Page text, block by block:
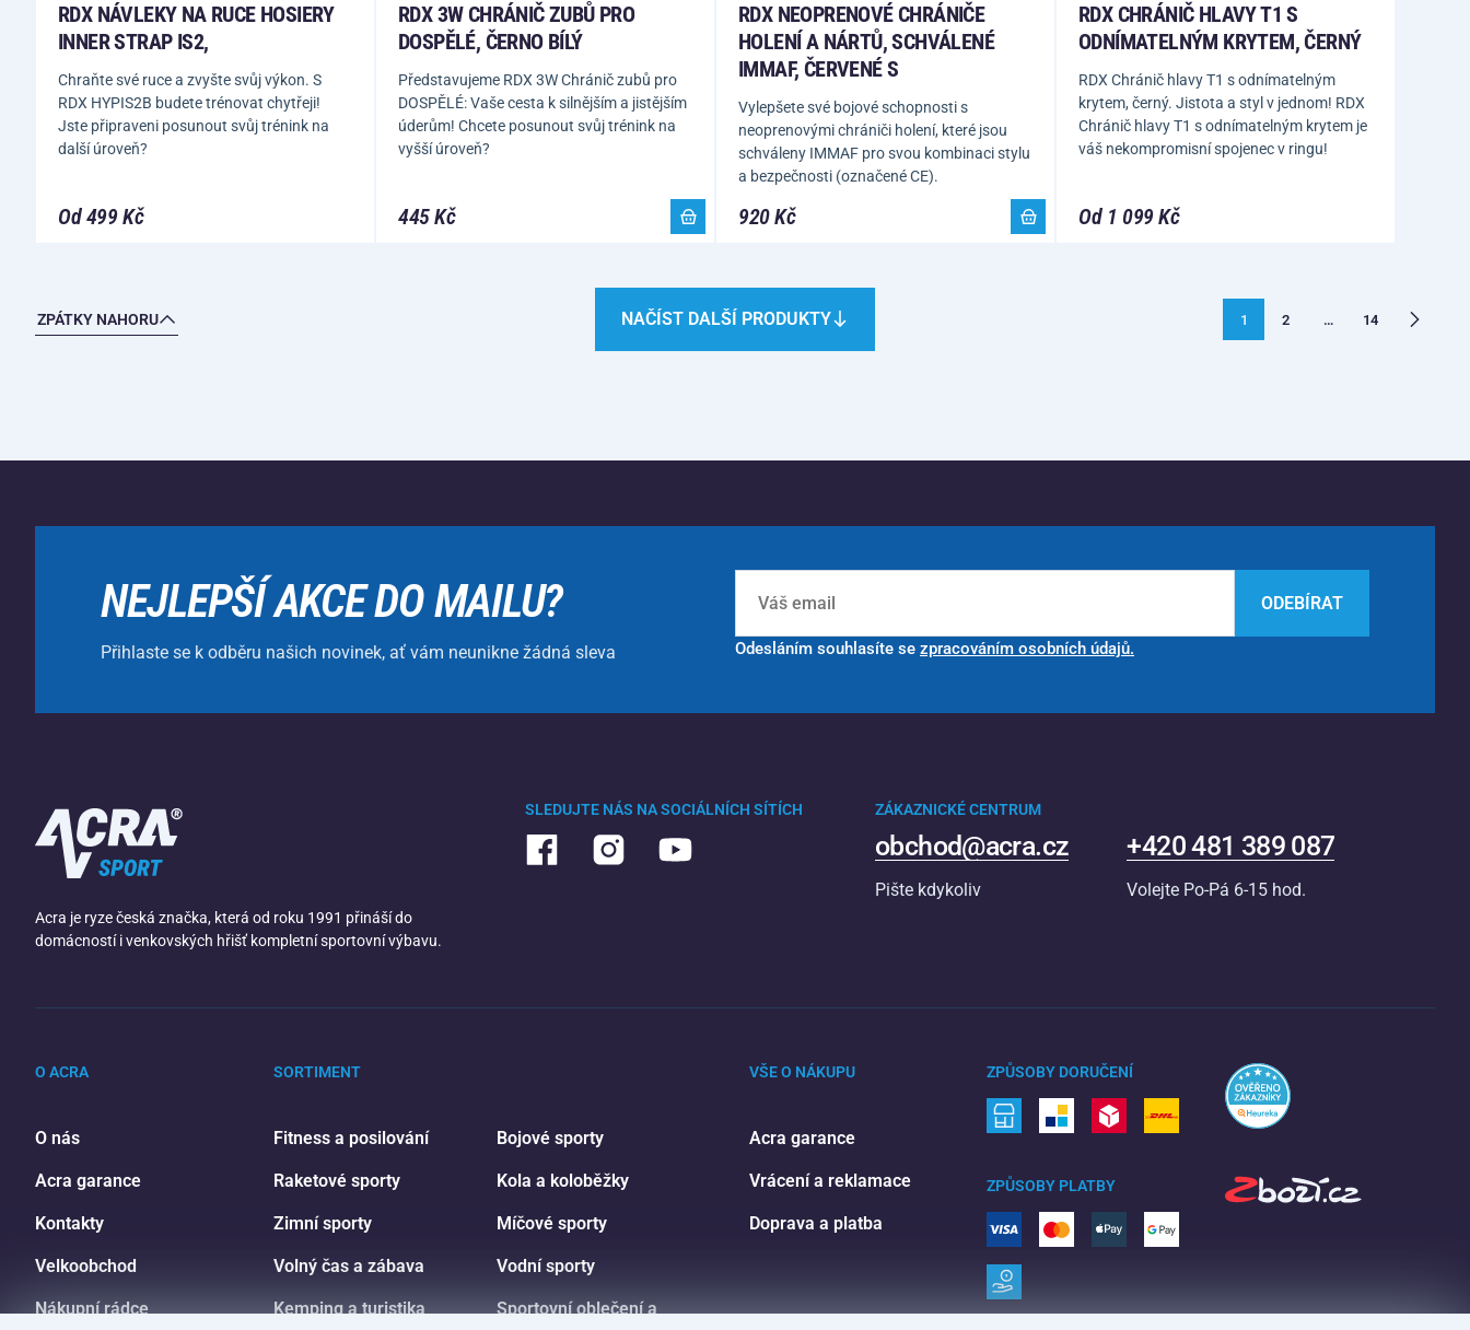
RDX NÁVLEKY NA RUCE HOSIERY
INNER STRAP IS2,
Chraňte své ruce a zvyšte svůj výkon. S
RDX HYPIS2B budete trénovat chytřeji!
Jste připraveni posunout svůj trénink na
další úroveň?
Od 499 Kč
RDX 3W CHRÁNIČ ZUBŮ PRO
DOSPĚLÉ, ČERNO BÍLÝ
Představujeme RDX 3W Chránič zubů pro
DOSPĚLÉ: Vaše cesta k silnějším a jistějším
úderům! Chcete posunout svůj trénink na
vyšší úroveň?
445 Kč
RDX NEOPRENOVÉ CHRÁNIČE
HOLENÍ A NÁRTŮ, SCHVÁLENÉ
IMMAF, ČERVENÉ S
Vylepšete své bojové schopnosti s
neoprenovými chrániči holení, které jsou
schváleny IMMAF pro svou kombinaci stylu
a bezpečnosti (označené CE).
920 Kč
RDX CHRÁNIČ HLAVY T1 S
ODNÍMATELNÝM KRYTEM, ČERNÝ
RDX Chránič hlavy T1 s odnímatelným
krytem, černý. Jistota a styl v jednom! RDX
Chránič hlavy T1 s odnímatelným krytem je
váš nekompromisní spojenec v ringu!
Od 1 099 Kč
ZPÁTKY NAHORU NAČÍST DALŠÍ PRODUKTY 1 2 … 14
NEJLEPŠÍ AKCE DO MAILU?
Přihlaste se k odběru našich novinek, ať vám neunikne žádná sleva
ODEBÍRAT
Odesláním souhlasíte se zpracováním osobních údajů.
Acra je ryze česká značka, která od roku 1991 přináší do
domácností i venkovských hřišť kompletní sportovní výbavu.
SLEDUJTE NÁS NA SOCIÁLNÍCH SÍTÍCH ZÁKAZNICKÉ CENTRUM
obchod@acra.cz
Pište kdykoliv
+420 481 389 087
Volejte Po-Pá 6-15 hod.
O ACRA
O nás
Acra garance
Kontakty
Velkoobchod
Nákupní rádce
SORTIMENT
Fitness a posilování
Raketové sporty
Zimní sporty
Volný čas a zábava
Kemping a turistika
Bojové sporty
Kola a koloběžky
Míčové sporty
Vodní sporty
Sportovní oblečení a
VŠE O NÁKUPU
Acra garance
Vrácení a reklamace
Doprava a platba
ZPŮSOBY DORUČENÍ
ZPŮSOBY PLATBY